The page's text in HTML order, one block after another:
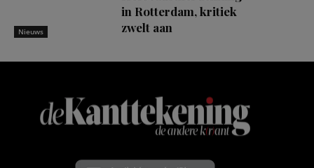
Nieuws
in Rotterdam, kritiek
zwelt aan